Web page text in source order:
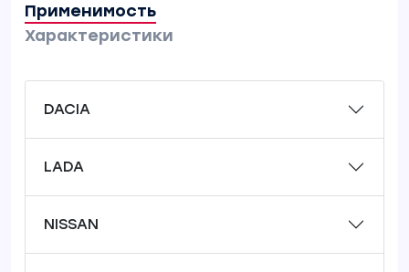
Применимость
Характеристики
DACIA
LADA
NISSAN